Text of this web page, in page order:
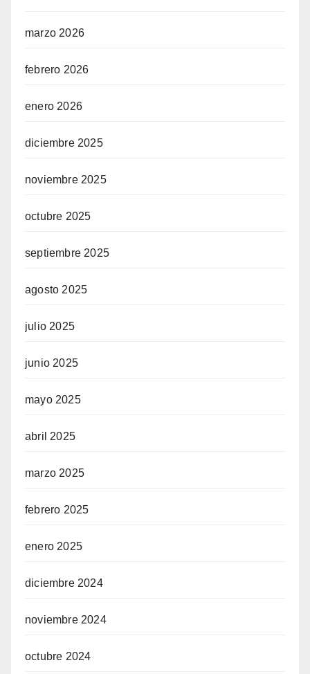
marzo 2026
febrero 2026
enero 2026
diciembre 2025
noviembre 2025
octubre 2025
septiembre 2025
agosto 2025
julio 2025
junio 2025
mayo 2025
abril 2025
marzo 2025
febrero 2025
enero 2025
diciembre 2024
noviembre 2024
octubre 2024